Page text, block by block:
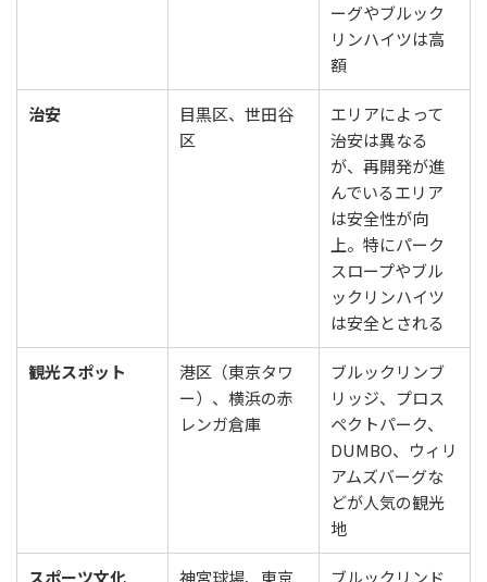
ーグやブルック
リンハイツは高
額
治安
目黒区、世田谷
区
エリアによって
治安は異なる
が、再開発が進
んでいるエリア
は安全性が向
上。特にパーク
スロープやブル
ックリンハイツ
は安全とされる
観光スポット
港区（東京タワ
ー）、横浜の赤
レンガ倉庫
ブルックリンブ
リッジ、プロス
ペクトパーク、
DUMBO、ウィリ
アムズバーグな
どが人気の観光
地
スポーツ文化
神宮球場、東京
ブルックリンド